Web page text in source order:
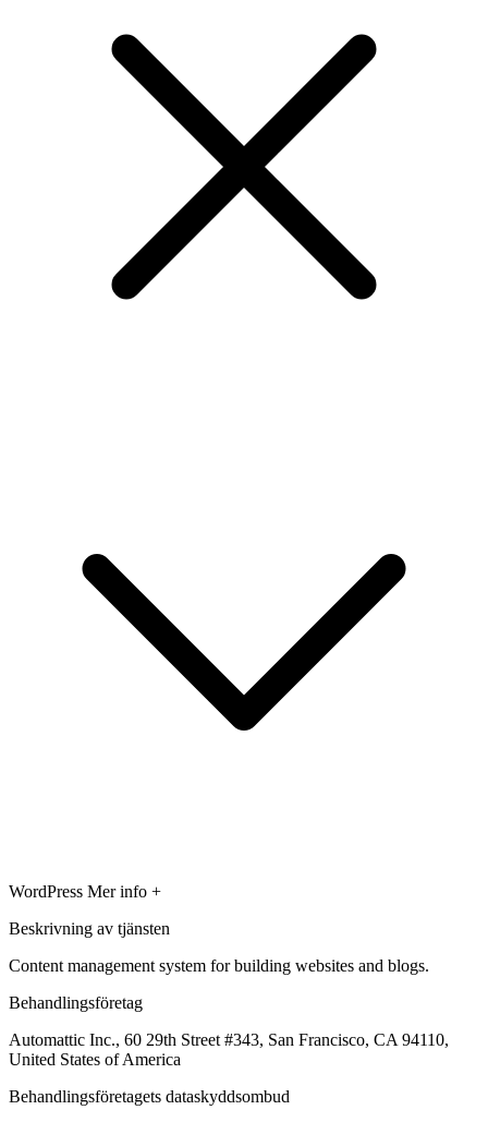
WordPress Mer info +
Beskrivning av tjänsten
Content management system for building websites and blogs.
Behandlingsföretag
Automattic Inc., 60 29th Street #343, San Francisco, CA 94110,
United States of America
Behandlingsföretagets dataskyddsombud